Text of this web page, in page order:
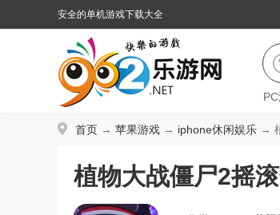
安全的单机游戏下载大全
首页 → 苹果游戏 → iphone休闲娱乐 →
植物大战僵尸2摇